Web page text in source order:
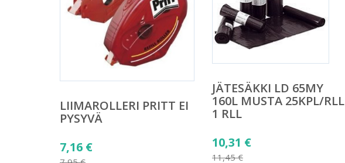
LIIMAROLLERI PRITT EI
PYSYVÄ
Alkuperäinen
7,16 €
JÄTESÄKKI LD 65MY
160L MUSTA 25KPL/RLL
1 RLL
11,45€
Alkuperäinen
hinta
10,31 €